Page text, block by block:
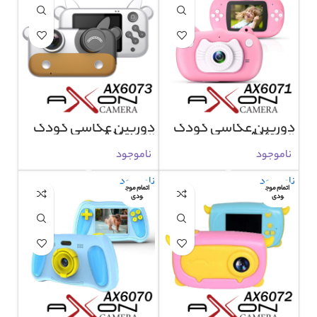
دوربین عکاسی کودک
AX6071
ناموجود
دوربین عکاسی کودک
AX6073
ناموجود
ناموجود
اتمام موج
ودی
ناموجود
اتمام موج
ودی